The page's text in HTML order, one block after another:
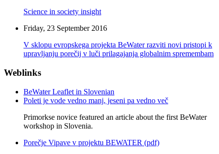
Science in society insight
Friday, 23 September 2016
V sklopu evropskega projekta BeWater razviti novi pristopi k
upravljanju porečij v luči prilagajanja globalnim spremembam
Weblinks
BeWater Leaflet in Slovenian
Poleti je vode vedno manj, jeseni pa vedno več
Primorkse novice featured an article about the first BeWater
workshop in Slovenia.
Porečje Vipave v projektu BEWATER (pdf)